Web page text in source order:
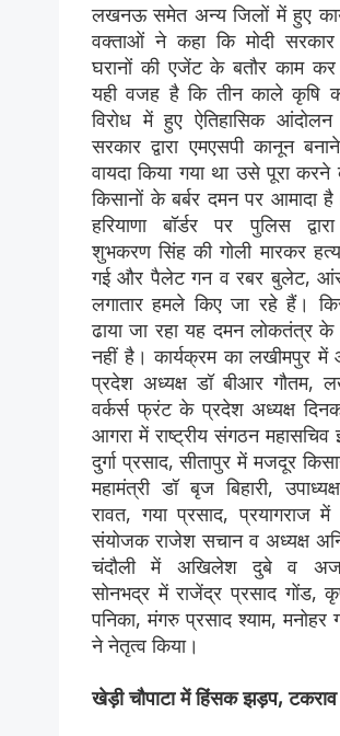
लखनऊ समेत अन्य जिलों में हुए
वक्ताओं ने कहा कि मोदी सरकार
घरानों की एजेंट के बतौर काम कर
यही वजह है कि तीन काले कृषि
विरोध में हुए ऐतिहासिक
सरकार द्वारा एमएसपी कानून
वायदा किया गया था उसे पूरा
किसानों के बर्बर दमन पर आमादा
हरियाणा बॉर्डर पर पुलिस
शुभकरण सिंह की गोली मारकर
गई और पैलेट गन व रबर बुलेट,
लगातार हमले किए जा रहे हैं।
ढाया जा रहा यह दमन लोकतंत्र
नहीं है। कार्यक्रम का लखीमपुर में
प्रदेश अध्यक्ष डॉ बीआर गौतम,
वर्कर्स फ्रंट के प्रदेश अध्यक्ष
आगरा में राष्ट्रीय संगठन महासचिव
दुर्गा प्रसाद, सीतापुर में मजदूर
महामंत्री डॉ बृज बिहारी,
रावत, गया प्रसाद, प्रयागराज
संयोजक राजेश सचान व अध्यक्ष
चंदौली में अखिलेश दुबे व
सोनभद्र में राजेंद्र प्रसाद गोंड,
पनिका, मंगरु प्रसाद श्याम, मनोहर
ने नेतृत्व किया।
खेड़ी चौपाटा में हिंसक झड़प, टकराव